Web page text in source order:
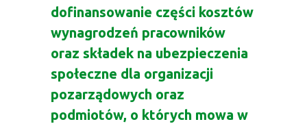
dofinansowanie części kosztów
wynagrodzeń pracowników
oraz składek na ubezpieczenia
społeczne dla organizacji
pozarządowych oraz
podmiotów, o których mowa w